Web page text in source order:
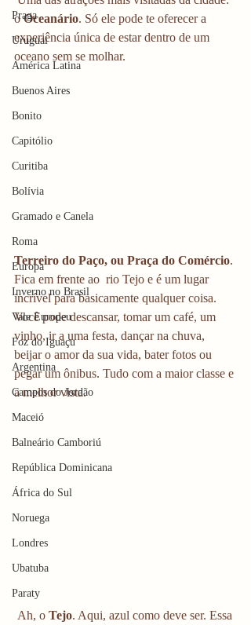
Praga
Uruguai
América Latina
Buenos Aires
Bonito
Capitólio
Curitiba
Bolívia
Gramado e Canela
Roma
Europa
Inverno no Brasil
Vale Europeu
Foz do Iguaçu
Argentina
Campos do Jordão
Maceió
Balneário Camboriú
República Dominicana
África do Sul
Noruega
Londres
Ubatuba
Paraty
o Oceanário. Só ele pode te oferecer a
experiência única de estar dentro de um
oceano sem se molhar.
Terreiro do Paço, ou Praça do Comércio.
Fica em frente ao  rio Tejo e é um lugar
incrível para basicamente qualquer coisa.
Você pode descansar, tomar um café, um
vinho, ir a uma festa, dançar na chuva,
beijar o amor da sua vida, bater fotos ou
pegar um ônibus. Tudo com a maior classe e
a melhor vista.
Ah, o Tejo. Aqui, azul como deve ser. Essa